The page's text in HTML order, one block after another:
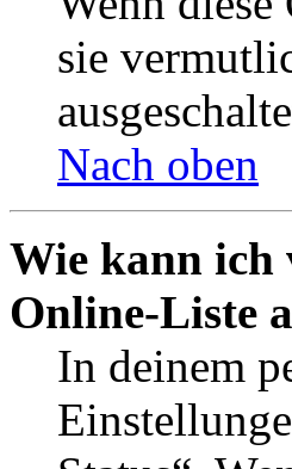
sie
Nach oben
Wie kann ich
Online-Liste
In deinem